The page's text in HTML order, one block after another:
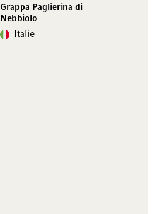
Grappa Paglierina di
Nebbiolo
Italie